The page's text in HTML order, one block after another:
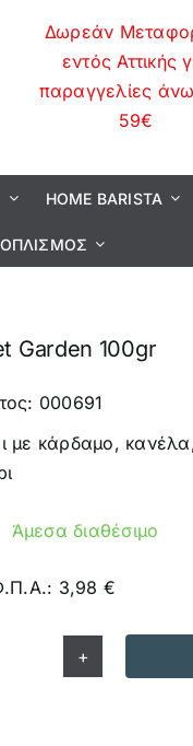
Δωρεάν
εντός Αττικής
παραγγελίες
59€
HOME BARISTA
Garden 100gr
000691
με κάρδαμο,
Άμεσα διαθέσιμο
3,98 €